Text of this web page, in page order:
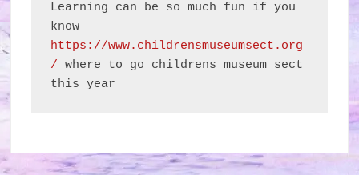
Learning can be so much fun if you
https://www.childrensmuseumsect.org
/ where to go childrens museum sect
this year